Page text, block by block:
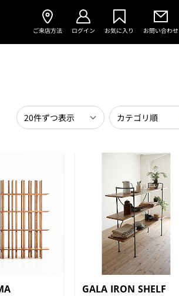
ご来店方法 ログイン お気に入り お問い合わせ
GALA IRON SHELF